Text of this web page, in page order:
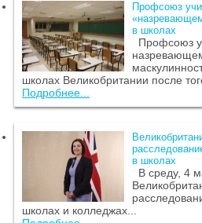
Профсоюз
в школах
Профсоюз
школах Великобритании после
Подробнее...
в школах
В среду, 4
школах и колледжах...